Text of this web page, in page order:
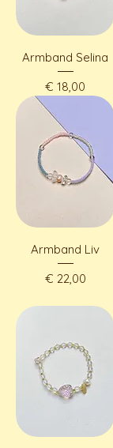
Armband Selina
Preis
€ 18,00
Armband Liv
Preis
€ 22,00